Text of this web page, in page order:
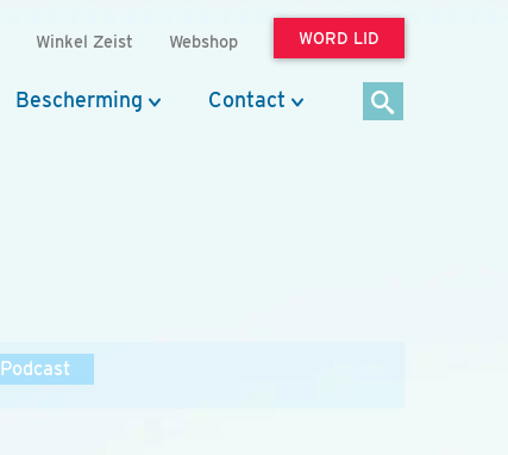
Winkel Zeist Webshop WORD LID
Bescherming Contact
Podcast